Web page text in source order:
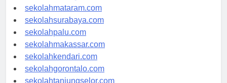
sekolahserang.com
sekolahmataram.com
sekolahsurabaya.com
sekolahpalu.com
sekolahmakassar.com
sekolahkendari.com
sekolahgorontalo.com